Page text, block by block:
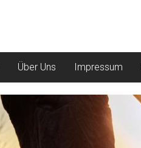
Über Uns Impressum